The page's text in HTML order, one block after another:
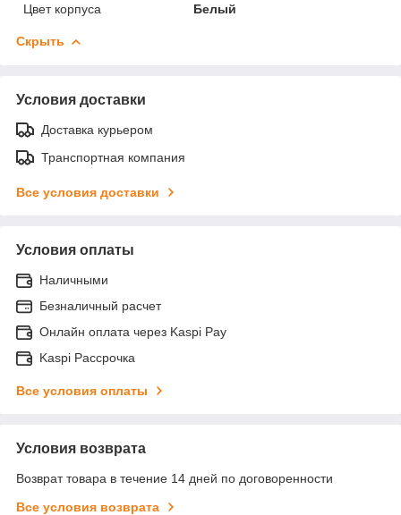
Цвет корпуса
Белый
Скрыть
Условия доставки
Доставка курьером
Транспортная компания
Все условия доставки
Условия оплаты
Наличными
Безналичный расчет
Онлайн оплата через Kaspi Pay
Kaspi Рассрочка
Все условия оплаты
Условия возврата
Возврат товара в течение 14 дней по договоренности
Все условия возврата